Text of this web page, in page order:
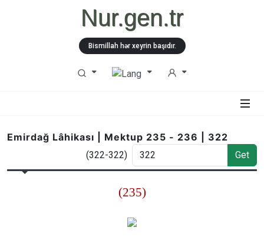
Nur.gen.tr
Bismillah hər xeyrin başıdır.
Emirdağ Lâhikası | Mektup 235 - 236 | 322
(322-322) Get
(235)